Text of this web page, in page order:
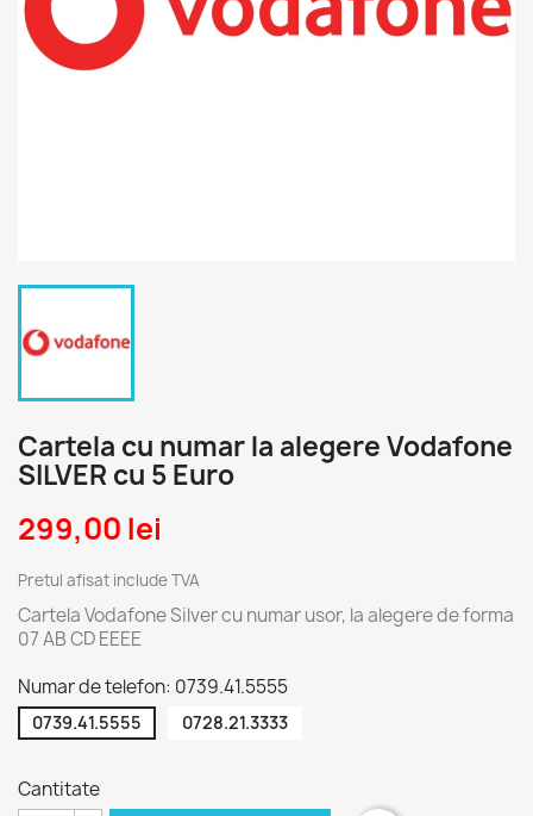
Cartela cu numar la alegere Vodafone
SILVER cu 5 Euro
299,00 lei
Pretul afisat include TVA
Cartela Vodafone Silver cu numar usor, la alegere de forma
07 AB CD EEEE
Numar de telefon: 0739.41.5555
0739.41.5555 0728.21.3333
Cantitate